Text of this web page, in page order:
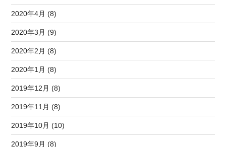
2020年4月 (8)
2020年3月 (9)
2020年2月 (8)
2020年1月 (8)
2019年12月 (8)
2019年11月 (8)
2019年10月 (10)
2019年9月 (8)